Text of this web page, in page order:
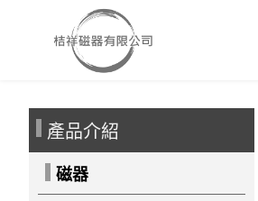
產品介紹
磁器